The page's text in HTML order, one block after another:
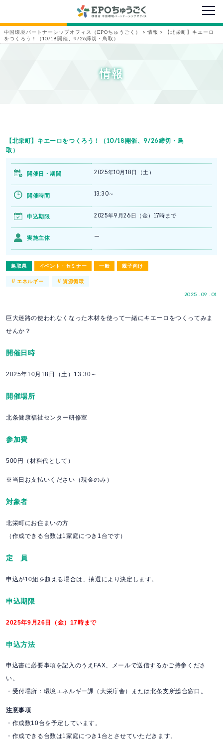
メニ
中国環境パートナーシップオフィス（EPOちゅうごく） > 情報 >
【北栄町】キエーロ
をつくろう！（10/18開催、9/26締切・鳥取）
情報
【北栄町】キエーロをつくろう！（10/18開催、9/26締切・鳥
取）
鳥取県 イベント・セミナー 一般 親子向け
2025 . 09 . 01
開催日・期間 2025年10月18日（土）
開催時間 13:30～
申込期限 2025年9月26日（金）17時まで
実施主体 ー
#エネルギー # 資源循環
巨大迷路の使われなくなった木材を使って一緒にキエーロをつくってみま
せんか？
開催日時
2025年10月18日（土）13:30～
開催場所
北条健康福祉センター研修室
参加費
500円（材料代として）
※当日お支払いください（現金のみ）
対象者
北栄町にお住まいの方
（作成できる台数は1家庭につき1台です）
定 員
申込が10組を超える場合は、抽選により決定します。
申込期限
2025年9月26日（金）17時まで
申込方法
申込書に必要事項を記入のうえFAX、メールで送信するかご持参くださ
い。
・受付場所：環境エネルギー課（大栄庁舎）または北条支所総合窓口。
注意事項
・作成数10台を予定しています。
・作成できる台数は1家庭につき1台とさせていただきます。